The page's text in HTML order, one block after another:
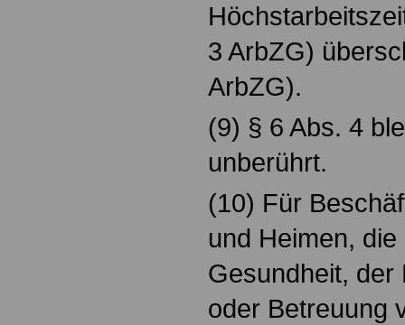
3 ArbZG)
ArbZG).
(9) § 6 Abs. 4
unberührt.
(10) Für
und Heimen,
Gesundheit, der
oder Betreuung